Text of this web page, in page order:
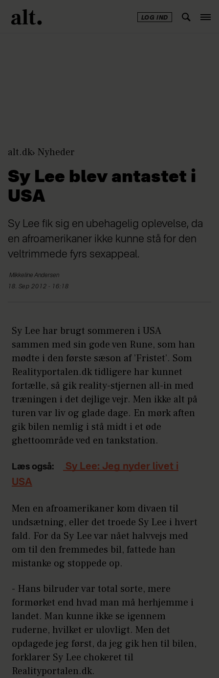
LOG IND
alt.dk Nyheder
Sy Lee blev antastet i
USA
Sy Lee fik sig en ubehagelig oplevelse, da
en afroamerikaner ikke kunne stå for den
veltrimmede fyrs sexappeal.
Mikkeline Andersen
18. Sep 2012 - 16:18
Sy Lee har brugt sommeren i USA
sammen med sin gode ven Rune, som han
mødte i den første sæson af ’Fristet’. Som
Realityportalen.dk tidligere har kunnet
fortælle, så gik reality-stjernen all-in med
træningen i det dejlige vejr. Men ikke alt på
turen var liv og glade dage. En mørk aften
gik bilen nemlig i stå midt i et øde
ghettoområde ved en tankstation.
Læs også:
Sy Lee: Jeg nyder livet i
USA
Men en afroamerikaner kom divaen til
undsætning, eller det troede Sy Lee i hvert
fald. For da Sy Lee var nået halvvejs med
om til den fremmedes bil, fattede han
mistanke og stoppede op.
- Hans bilruder var total sorte, mere
formørket end hvad man må herhjemme i
landet. Man kunne ikke se igennem
ruderne, hvilket er ulovligt. Men det
opdagede jeg først, da jeg gik hen til bilen,
forklarer Sy Lee chokeret til
Realityportalen.dk.